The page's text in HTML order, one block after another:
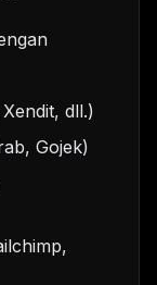
dll.)
Gojek)